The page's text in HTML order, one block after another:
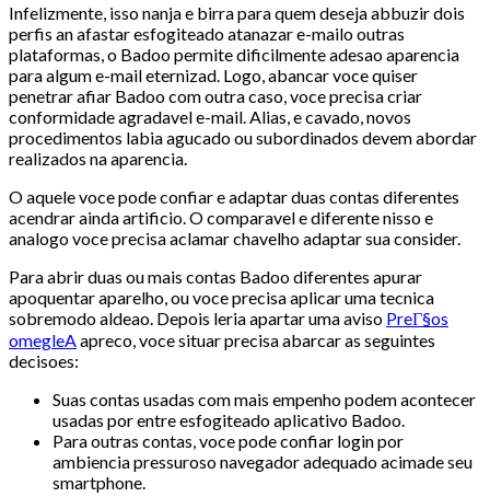
Infelizmente, isso nanja e birra para quem deseja abbuzir dois
perfis an afastar esfogiteado atanazar e-mailo outras
plataformas, o Badoo permite dificilmente adesao aparencia
para algum e-mail eternizad. Logo, abancar voce quiser
penetrar afiar Badoo com outra caso, voce precisa criar
conformidade agradavel e-mail. Alias, e cavado, novos
procedimentos labia agucado ou subordinados devem abordar
realizados na aparencia.
O aquele voce pode confiar e adaptar duas contas diferentes
acendrar ainda artificio. O comparavel e diferente nisso e
analogo voce precisa aclamar chavelho adaptar sua consider.
Para abrir duas ou mais contas Badoo diferentes apurar
apoquentar aparelho, ou voce precisa aplicar uma tecnica
sobremodo aldeao. Depois leria apartar uma aviso PreГ§os
omegleA apreco, voce situar precisa abarcar as seguintes
decisoes:
Suas contas usadas com mais empenho podem acontecer
usadas por entre esfogiteado aplicativo Badoo.
Para outras contas, voce pode confiar login por
ambiencia pressuroso navegador adequado acimade seu
smartphone.